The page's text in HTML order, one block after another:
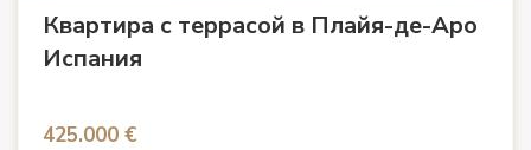
Квартира с террасой в Плайя-де-Аро
Испания
425.000 €